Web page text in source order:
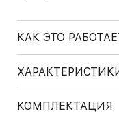
КАК ЭТО
КОМПЛЕКТАЦИЯ